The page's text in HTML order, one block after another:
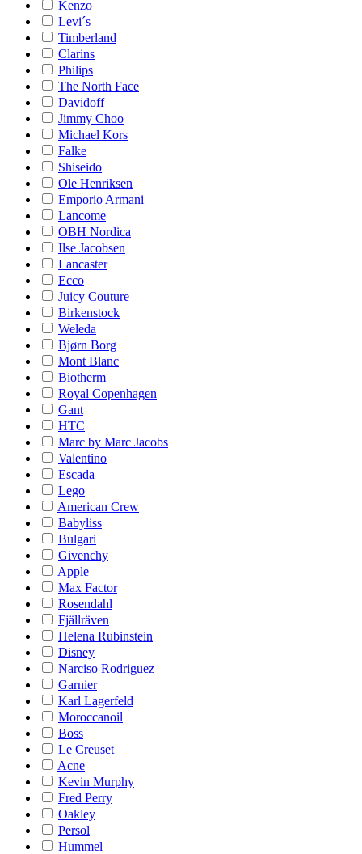
Kenzo
Levi´s
Timberland
Clarins
Philips
The North Face
Davidoff
Jimmy Choo
Michael Kors
Falke
Shiseido
Ole Henriksen
Emporio Armani
Lancome
OBH Nordica
Ilse Jacobsen
Lancaster
Ecco
Juicy Couture
Birkenstock
Weleda
Bjørn Borg
Mont Blanc
Biotherm
Royal Copenhagen
Gant
HTC
Marc by Marc Jacobs
Valentino
Escada
Lego
American Crew
Babyliss
Bulgari
Givenchy
Apple
Max Factor
Rosendahl
Fjällräven
Helena Rubinstein
Disney
Narciso Rodriguez
Garnier
Karl Lagerfeld
Moroccanoil
Boss
Le Creuset
Acne
Kevin Murphy
Fred Perry
Oakley
Persol
Hummel